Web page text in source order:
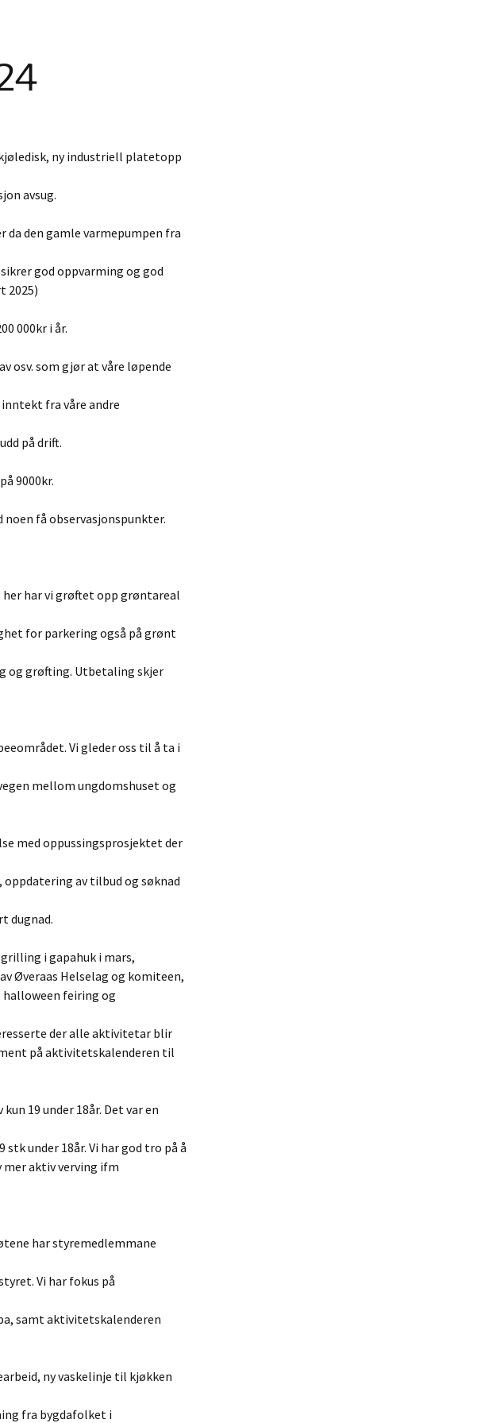
ny industriell platetopp
avsug.
den gamle varmepumpen fra
god oppvarming og god
2025)
000kr i år.
osv. som gjør at våre løpende
fra våre andre
på drift.
9000kr.
få observasjonspunkter.
har vi grøftet opp grøntareal
for parkering også på grønt
og grøfting. Utbetaling skjer
Vi gleder oss til å ta i
mellom ungdomshuset og
med oppussingsprosjektet der
av tilbud og søknad
dugnad.
i gapahuk i mars,
Øveraas Helselag og komiteen,
halloween feiring og
der alle aktivitetar blir
på aktivitetskalenderen til
19 under 18år. Det var en
under 18år. Vi har god tro på å
mer aktiv verving ifm
har styremedlemmane
Vi har fokus på
samt aktivitetskalenderen
ny vaskelinje til kjøkken
fra bygdafolket i